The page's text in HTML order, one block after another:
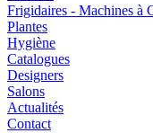
Frigidaires - Machines à
Plantes
Hygiène
Catalogues
Designers
Salons
Actualités
Contact